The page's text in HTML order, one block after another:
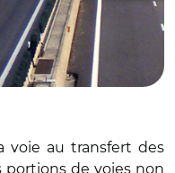
voie au transfert des
portions de voies non